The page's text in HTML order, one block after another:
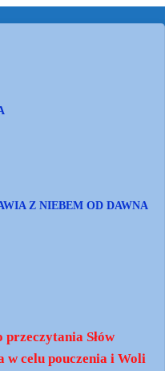
Z NIEBEM OD DAWNA
przeczytania Słów
w celu pouczenia i Woli